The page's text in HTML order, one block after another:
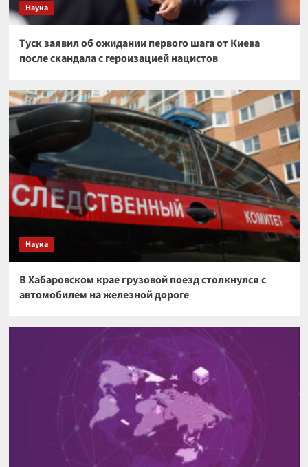
Наука
Туск заявил об ожидании первого шага от Киева
после скандала с героизацией нацистов
Наука
В Хабаровском крае грузовой поезд столкнулся с
автомобилем на железной дороге